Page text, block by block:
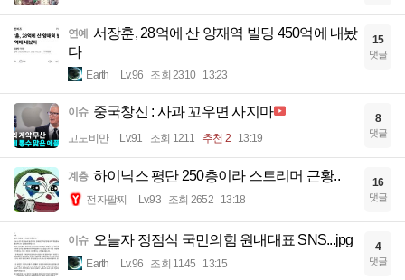
연예 서장훈, 28억에 산 양재역 빌딩 450억에 내놨
다
Earth Lv.96 조회 2310 13:23
15
댓글
이슈 중국창신 : 사과 꼬우면 사지마
고도비만 Lv.91 조회 1211 추천 2 13:19
8
댓글
계층 하이닉스 평단 250층이라 스트리머 근황..
전자팔찌 Lv.93 조회 2652 13:18
16
댓글
이슈 오늘자 정점식 국민의힘 원내대표 SNS...jpg
Earth Lv.96 조회 1145 13:15
4
댓글